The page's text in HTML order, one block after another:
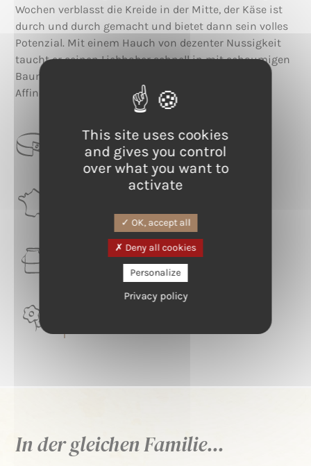
Wochen verblasst die Kreide in der Mitte, der Käse ist
durch und durch gemacht und bietet dann sein volles
Potenzial. Mit einem Hauch von dezenter Nussigkeit
taucht er seinen Liebhaber schnell in mit schaumigen
Baumstümpfen bestreute Gefilde ein, wenn der
Affineur es verstanden hat, ihn dorthin zu führen.
CATEGORIE
Croûte fleurie
Grand Est
In der gleichen Familie...
This site uses cookies
and gives you control
over what you want to
activate
OK, accept all
Deny all cookies
Personalize
Privacy policy